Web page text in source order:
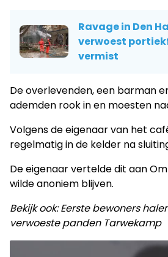
Ravage in Den
verwoest
vermist
De overlevenden, een barman
ademden rook in en moesten
Volgens de eigenaar van het
regelmatig in de kelder na
De eigenaar vertelde dit aan
wilde anoniem blijven.
Bekijk ook: Eerste bewoners
verwoeste panden Tarwekamp